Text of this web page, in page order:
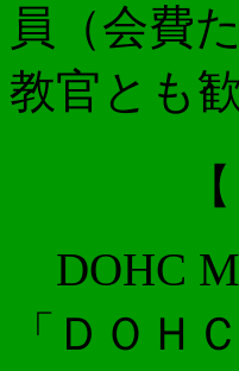
員（会費
教官とも
DOHC
「ＤＯＨ